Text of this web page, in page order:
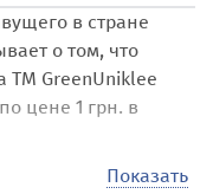
в стране
о том, что
GreenUniklee
цене 1 грн. в
на сайте самые
Показать